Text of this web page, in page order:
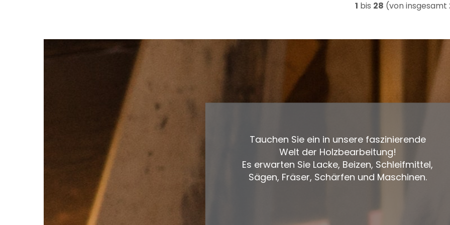
1 bis 28 (von insgesamt
Tauchen Sie ein in unsere faszinierende
Welt der Holzbearbeitung!
Es erwarten Sie Lacke, Beizen, Schleifmittel,
Sägen, Fräser, Schärfen und Maschinen.